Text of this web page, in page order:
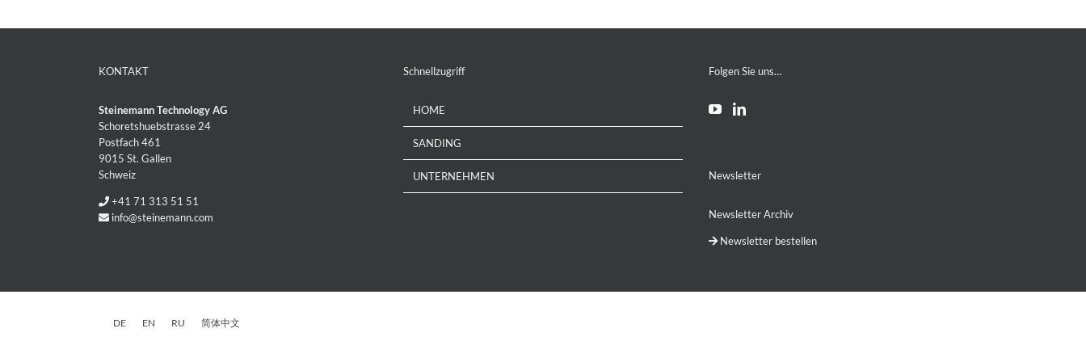
KONTAKT
Steinemann Technology AG
Schoretshuebstrasse 24
Postfach 461
9015 St. Gallen
Schweiz
+41 71 313 51 51
info@steinemann.com
Schnellzugriff
HOME
SANDING
UNTERNEHMEN
Folgen Sie uns…
Newsletter
Newsletter Archiv
Newsletter bestellen
DE EN RU 简体中文